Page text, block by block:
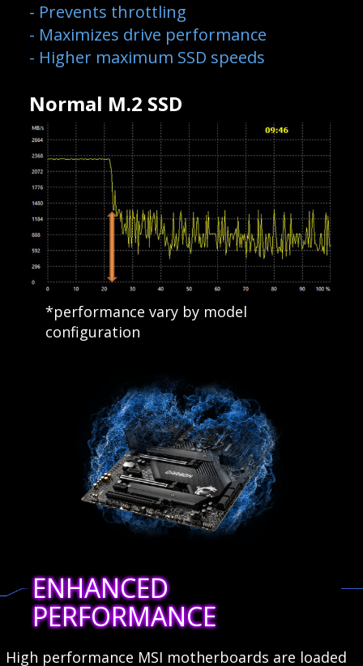
- Prevents throttling
- Maximizes drive performance
- Higher maximum SSD speeds
Normal M.2 SSD
*performance vary by model
configuration
ENHANCED
PERFORMANCE
High performance MSI motherboards are loaded